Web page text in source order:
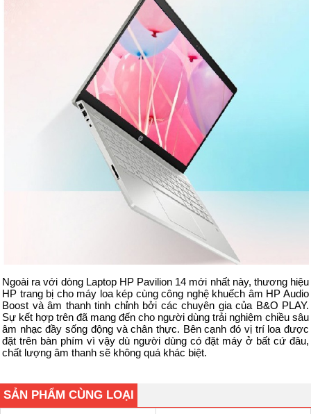
Ngoài ra với dòng Laptop HP Pavilion 14 mới nhất này, thương hiệu
HP trang bị cho máy loa kép cùng công nghệ khuếch âm HP Audio
Boost và âm thanh tinh chỉnh bởi các chuyên gia của B&O PLAY.
Sự kết hợp trên đã mang đến cho người dùng trải nghiệm chiều sâu
âm nhạc đầy sống động và chân thực. Bên cạnh đó vị trí loa được
đặt trên bàn phím vì vậy dù người dùng có đặt máy ở bất cứ đâu,
chất lượng âm thanh sẽ không quá khác biệt.
SẢN PHẨM CÙNG LOẠI